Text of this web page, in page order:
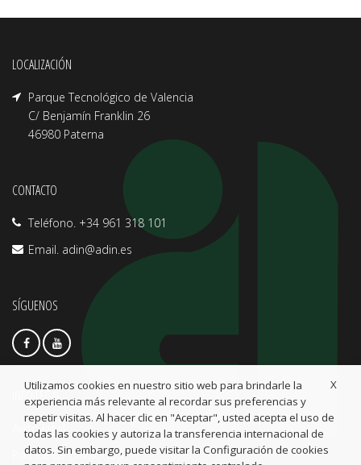
LOCALIZACIÓN
Parque Tecnológico de Valencia
C/ Benjamín Franklin 26
46980 Paterna
CONTACTO
Teléfono. +34 961 318 101
Email. adin@adin.es
SÍGUENOS
INFO LEGAL
Aviso legal
Política de privacidad
X
Utilizamos cookies en nuestro sitio web para brindarle la
experiencia más relevante al recordar sus preferencias y
repetir visitas. Al hacer clic en "Aceptar", usted acepta el uso de
todas las cookies y autoriza la transferencia internacional de
datos. Sin embargo, puede visitar la Configuración de cookies